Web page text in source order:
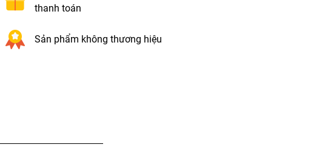
thanh toán
Sản phẩm không thương hiệu